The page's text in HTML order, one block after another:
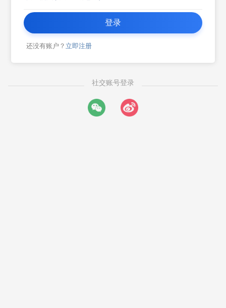
登录
还没有账户？ 立即注册
社交账号登录